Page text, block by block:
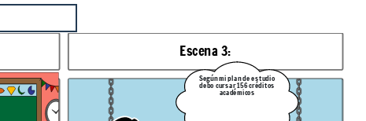
Escena 3:
Según mi plan de estudio
debo cursar 156 créditos
académicos